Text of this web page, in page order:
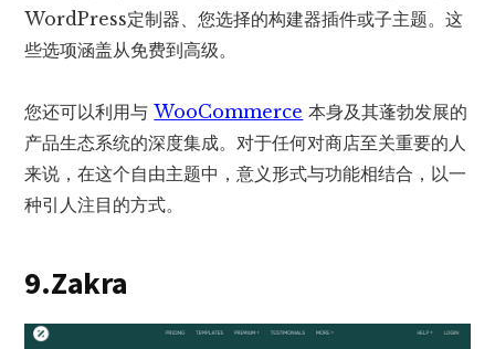
WordPress定制器、您选择的构建器插件或子主题。这
些选项涵盖从免费到高级。
您还可以利用与WooCommerce 本身及其蓬勃发展的
产品生态系统的深度集成。对于任何对商店至关重要的人
来说，在这个自由主题中，意义形式与功能相结合，以一
种引人注目的方式。
9.Zakra